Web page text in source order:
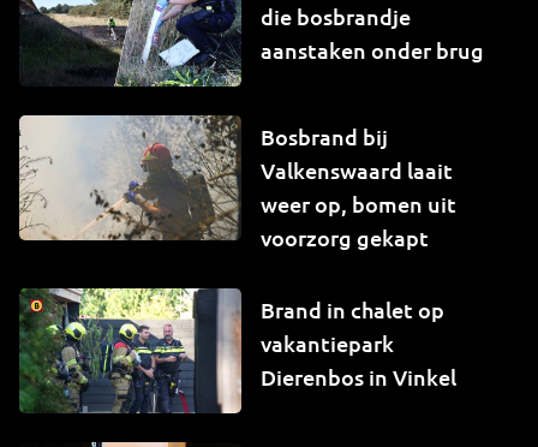
die bosbrandje
aanstaken onder brug
Bosbrand bij
Valkenswaard laait
weer op, bomen uit
voorzorg gekapt
Brand in chalet op
vakantiepark
Dierenbos in Vinkel